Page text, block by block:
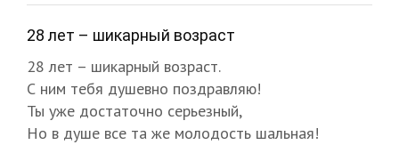
28 лет – шикарный возраст
28 лет – шикарный возраст.
С ним тебя душевно поздравляю!
Ты уже достаточно серьезный,
Но в душе все та же молодость шальная!